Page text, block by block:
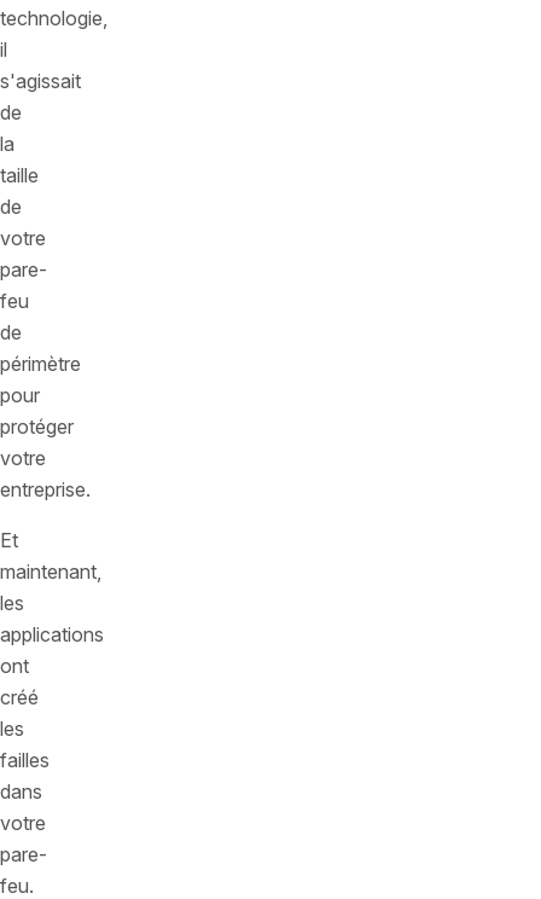
technologie,
il
s'agissait
de
la
taille
de
votre
pare-
feu
de
périmètre
pour
protéger
votre
entreprise.
Et
maintenant,
les
applications
ont
créé
les
failles
dans
votre
pare-
feu.